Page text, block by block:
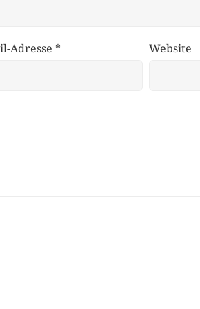
Adresse * Website